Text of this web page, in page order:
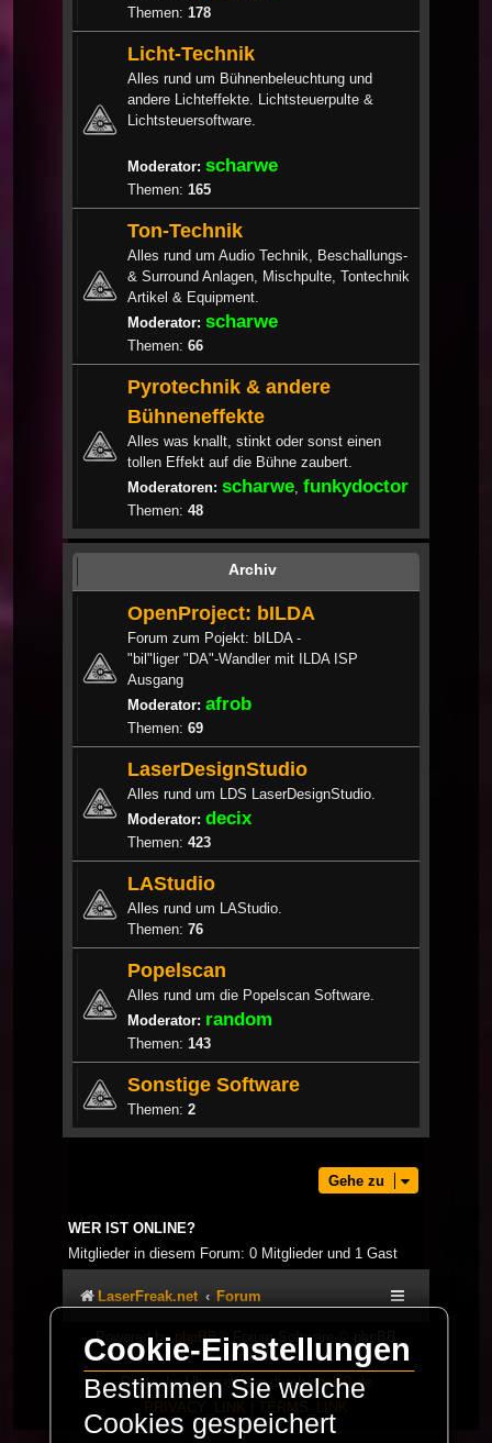
Themen: 178
Licht-Technik
Alles rund um Bühnenbeleuchtung und
andere Lichteffekte. Lichtsteuerpulte &
Lichtsteuersoftware.
Moderator: scharwe
Themen: 165
Ton-Technik
Alles rund um Audio Technik, Beschallungs-
& Surround Anlagen, Mischpulte, Tontechnik
Artikel & Equipment.
Moderator: scharwe
Themen: 66
Pyrotechnik & andere
Bühneneffekte
Alles was knallt, stinkt oder sonst einen
tollen Effekt auf die Bühne zaubert.
Moderatoren: scharwe funkydoctor
Themen: 48
Archiv
OpenProject: bILDA
Forum zum Pojekt: bILDA -
"bil"liger "DA"-Wandler mit ILDA ISP
Ausgang
Moderator: afrob
Themen: 69
LaserDesignStudio
Alles rund um LDS LaserDesignStudio.
Moderator: decix
Themen: 423
LAStudio
Alles rund um LAStudio.
Themen: 76
Popelscan
Alles rund um die Popelscan Software.
Moderator: random
Themen: 143
Sonstige Software
Themen: 2
Gehe zu
WER IST ONLINE?
Mitglieder in diesem Forum: 0 Mitglieder und 1 Gast
LaserFreak.net Forum
Powered by phpBB® Forum Software © phpBB
Limited
Deutsche Übersetzung durchphpBB.de
PRIVACY_LINK
TERMS_LINK
Cookie-Einstellungen
Bestimmen Sie welche
Cookies gespeichert